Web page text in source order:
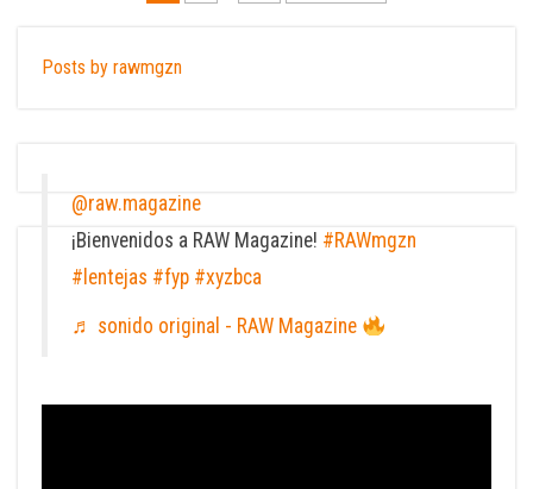
entradas
Posts by rawmgzn
@raw.magazine
¡Bienvenidos a RAW Magazine! #RAWmgzn
#lentejas #fyp #xyzbca
♬ sonido original - RAW Magazine